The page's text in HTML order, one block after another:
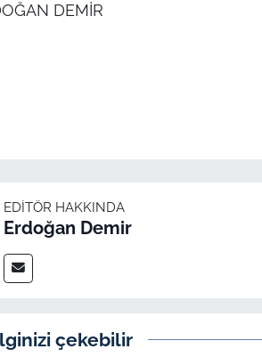
DEMİR
EDITÖR HAKKINDA
Erdoğan Demir
çekebilir